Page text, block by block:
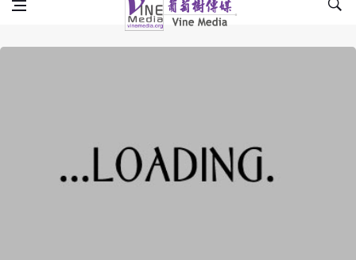
Vine Media
葡萄樹傳媒